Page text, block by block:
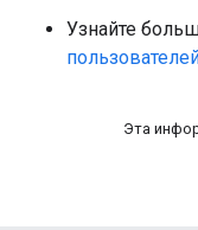
Узнайте
Эта